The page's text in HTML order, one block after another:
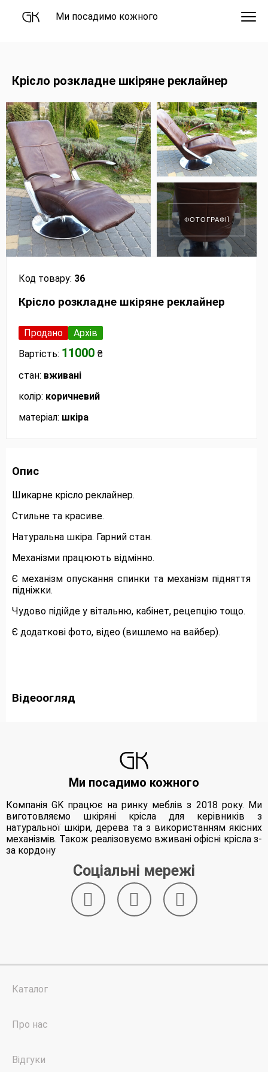
Ми посадимо кожного
Крісло розкладне шкіряне реклайнер
ФОТОГРАФІЇ
Код товару: 36
Крісло розкладне шкіряне реклайнер
Продано
Архів
Вартість: 11000 ₴
стан: вживані
колір: коричневий
матеріал: шкіра
Опис
Шикарне крісло реклайнер.
Стильне та красиве.
Натуральна шкіра. Гарний стан.
Механізми працюють відмінно.
Є механізм опускання спинки та механізм підняття
підніжки.
Чудово підійде у вітальню, кабінет, рецепцію тощо.
Є додаткові фото, відео (вишлемо на вайбер).
Відеоогляд
Ми посадимо кожного
Компанія GK працює на ринку меблів з 2018 року. Ми
виготовляємо шкіряні крісла для керівників з
натуральної шкіри, дерева та з використанням якісних
механізмів. Також реалізовуємо вживані офісні крісла з-
за кордону
Соціальні мережі
Каталог
Про нас
Відгуки